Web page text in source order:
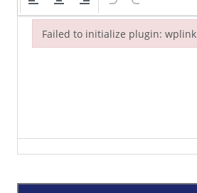
Failed to initialize plugin: wplink
Failed to initialize plugin: wplink